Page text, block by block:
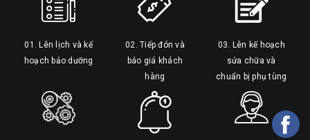
01. Lên lịch và kế
hoạch bảo dưỡng
02. Tiếp đón và
báo giá khách
hàng
03. Lên kế hoạch
sửa chữa và
chuẩn bị phụ tùng